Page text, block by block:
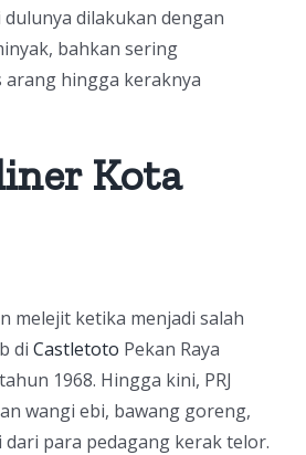
dilakukan dengan
bahkan sering
hingga keraknya
Kota
melejit ketika menjadi salah
di Castletoto Pekan Raya
1968. Hingga kini, PRJ
wangi ebi, bawang goreng,
dari para pedagang kerak telor.